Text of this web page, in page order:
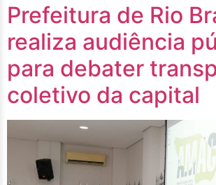
Prefeitura de Rio
realiza audiência
para debater
coletivo da capital